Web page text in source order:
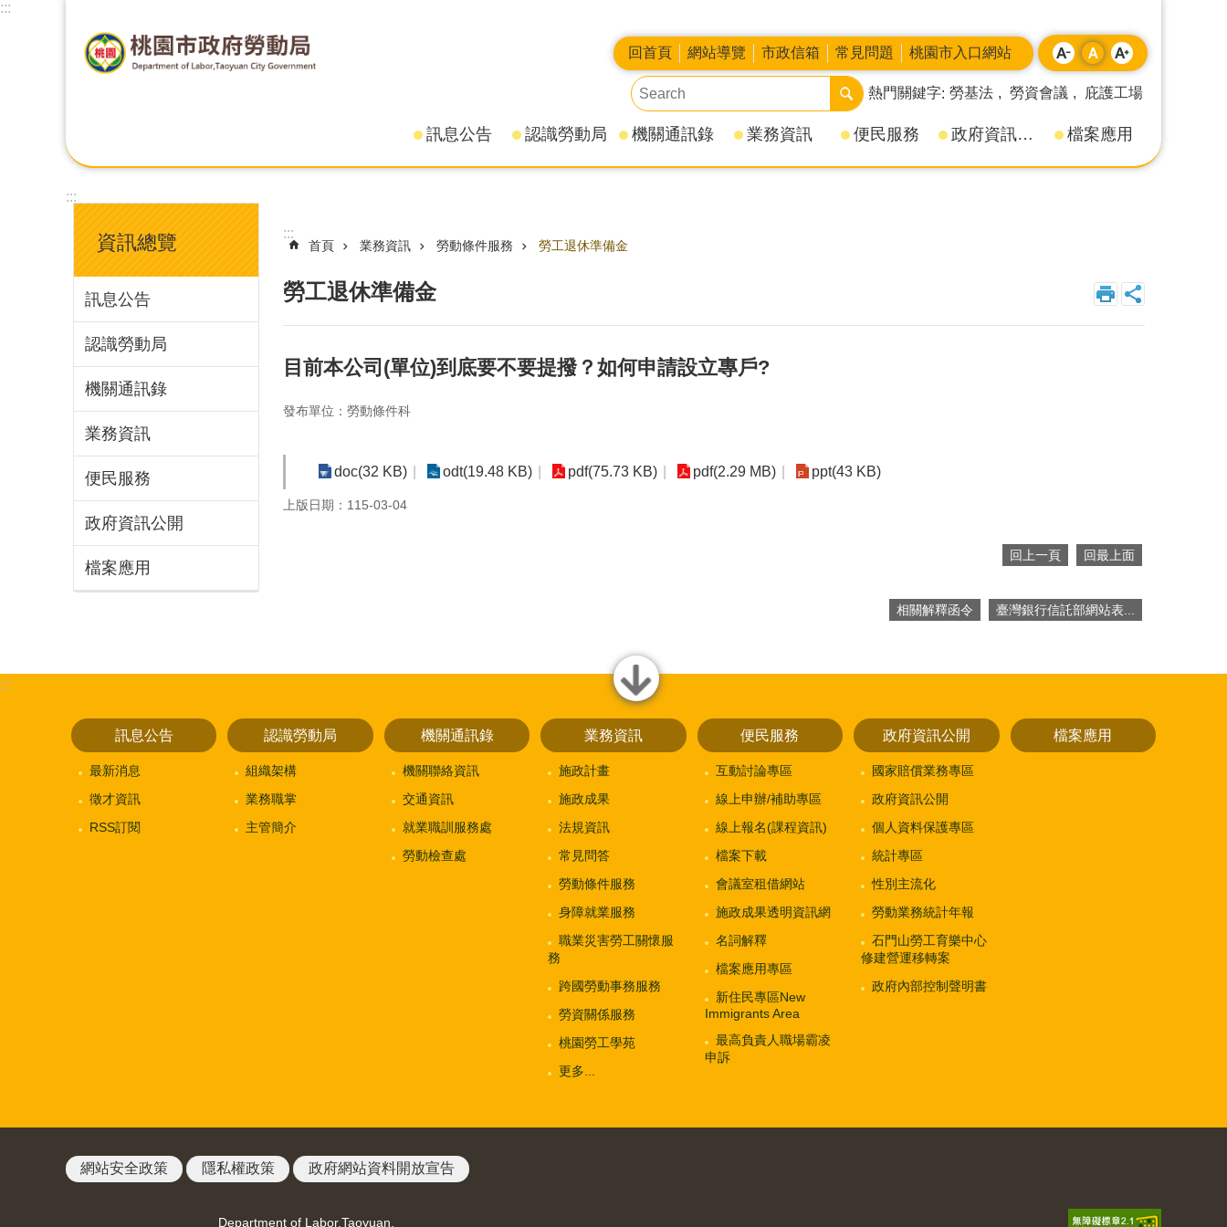
:::
回首頁 網站導覽 市政信箱 常見問題 桃園市入口網站
熱門關鍵字 勞基法 勞資會議 庇護工場
訊息公告 認識勞動局 機關通訊錄 業務資訊 便民服務 政府資訊公開 檔案應用
:::
資訊總覽
訊息公告
認識勞動局
機關通訊錄
業務資訊
便民服務
政府資訊公開
檔案應用
:::
首頁 業務資訊 勞動條件服務 勞工退休準備金
勞工退休準備金
目前本公司(單位)到底要不要提撥？如何申請設立專戶?
發布單位：勞動條件科
doc(32 KB) odt(19.48 KB) pdf(75.73 KB) pdf(2.29 MB) ppt(43 KB)
上版日期：115-03-04
回上一頁 回最上面
相關解釋函令 臺灣銀行信託部網站表...
close
:::
訊息公告
最新消息
徵才資訊
RSS訂閱
認識勞動局
組織架構
業務職掌
主管簡介
機關通訊錄
機關聯絡資訊
交通資訊
就業職訓服務處
勞動檢查處
業務資訊
施政計畫
施政成果
法規資訊
常見問答
勞動條件服務
身障就業服務
職業災害勞工關懷服
務
跨國勞動事務服務
勞資關係服務
桃園勞工學苑
更多...
便民服務
互動討論專區
線上申辦/補助專區
線上報名(課程資訊)
檔案下載
會議室租借網站
施政成果透明資訊網
名詞解釋
檔案應用專區
新住民專區New
Immigrants Area
最高負責人職場霸凌
申訴
政府資訊公開
國家賠償業務專區
政府資訊公開
個人資料保護專區
統計專區
性別主流化
勞動業務統計年報
石門山勞工育樂中心
修建營運移轉案
政府內部控制聲明書
檔案應用
網站安全政策 隱私權政策 政府網站資料開放宣告
Department of Labor,Taoyuan.